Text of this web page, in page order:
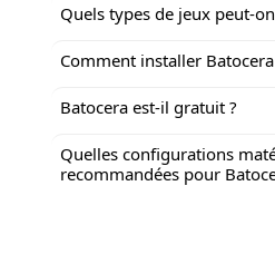
Quels types de jeux peut-
Comment installer Batocera
Batocera est-il gratuit ?
Quelles configurations
recommandées pour